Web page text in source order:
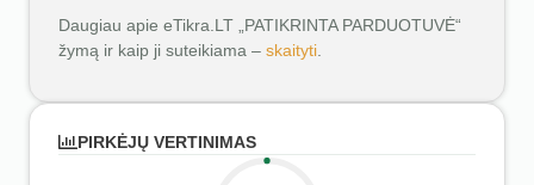
Daugiau apie eTikra.LT „PATIKRINTA PARDUOTUVĖ“
žymą ir kaip ji suteikiama – skaityti
PIRKĖJŲ VERTINIMAS